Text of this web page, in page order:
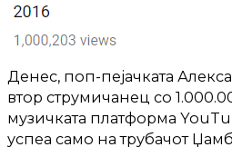
Денес, поп-пејачката
втор струмичанец со
музичката платформа
успеа само на трубачот